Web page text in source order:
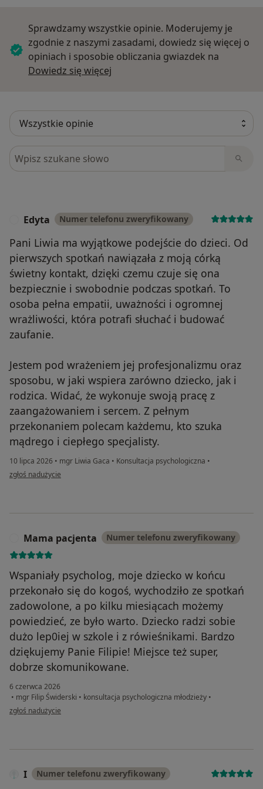
Sprawdzamy wszystkie opinie. Moderujemy je
zgodnie z naszymi zasadami, dowiedz się więcej o
opiniach i sposobie obliczania gwiazdek na
Dowiedz się więcej
Szukaj w opiniach
Edyta Numer telefonu zweryfikowany
Pani Liwia ma wyjątkowe podejście do dzieci. Od
pierwszych spotkań nawiązała z moją córką
świetny kontakt, dzięki czemu czuje się ona
bezpiecznie i swobodnie podczas spotkań. To
osoba pełna empatii, uważności i ogromnej
wrażliwości, która potrafi słuchać i budować
zaufanie.
Jestem pod wrażeniem jej profesjonalizmu oraz
sposobu, w jaki wspiera zarówno dziecko, jak i
rodzica. Widać, że wykonuje swoją pracę z
zaangażowaniem i sercem. Z pełnym
przekonaniem polecam każdemu, kto szuka
mądrego i ciepłego specjalisty.
10 lipca 2026 • mgr Liwia Gaca • Konsultacja psychologiczna •
w opinii użytkownika Edyta
zgłoś nadużycie
Mama pacjenta Numer telefonu zweryfikowany
Wspaniały psycholog, moje dziecko w końcu
przekonało się do kogoś, wychodziło ze spotkań
zadowolone, a po kilku miesiącach możemy
powiedzieć, ze było warto. Dziecko radzi sobie
dużo lep0iej w szkole i z rówieśnikami. Bardzo
dziękujemy Panie Filipie! Miejsce też super,
dobrze skomunikowane.
6 czerwca 2026
• mgr Filip Świderski • konsultacja psychologiczna młodzieży •
w opinii użytkownika Mama pacjenta
zgłoś nadużycie
I Numer telefonu zweryfikowany